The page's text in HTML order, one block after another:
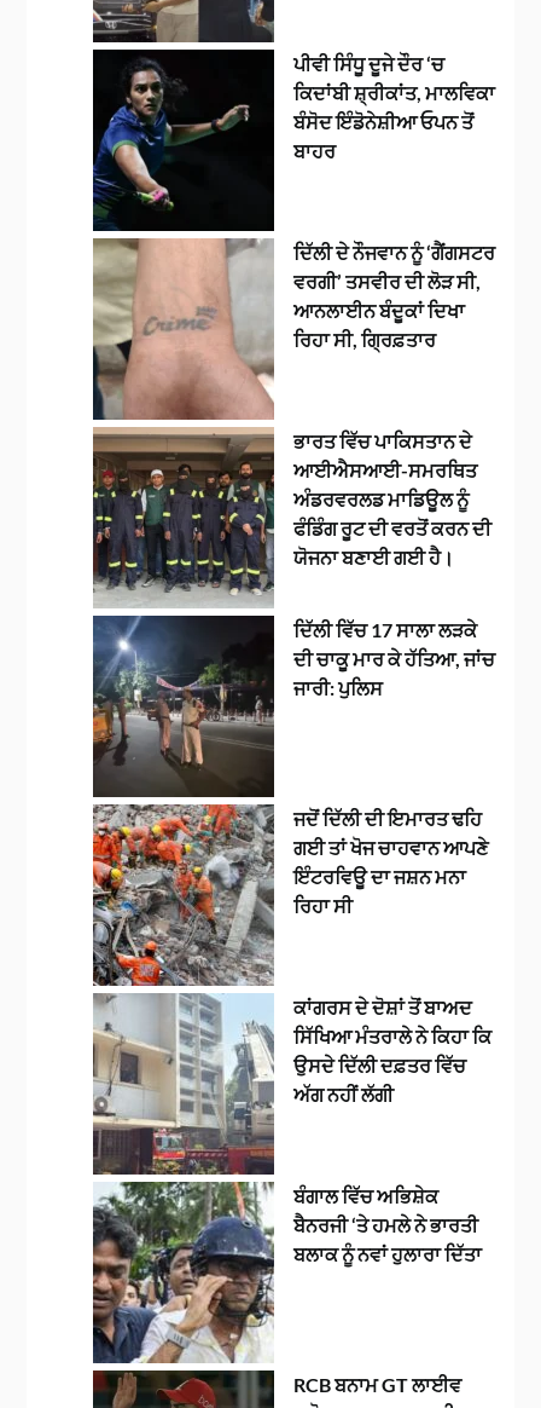
ਪੀਵੀ ਸਿੰਧੂ ਦੂਜੇ ਦੌਰ ‘ਚ
ਕਿਦਾਂਬੀ ਸ਼੍ਰੀਕਾਂਤ, ਮਾਲਵਿਕਾ
ਬੰਸੋਦ ਇੰਡੋਨੇਸ਼ੀਆ ਓਪਨ ਤੋਂ
ਬਾਹਰ
ਦਿੱਲੀ ਦੇ ਨੌਜਵਾਨ ਨੂੰ ‘ਗੈਂਗਸਟਰ
ਵਰਗੀ’ ਤਸਵੀਰ ਦੀ ਲੋੜ ਸੀ,
ਆਨਲਾਈਨ ਬੰਦੂਕਾਂ ਦਿਖਾ
ਰਿਹਾ ਸੀ, ਗ੍ਰਿਫ਼ਤਾਰ
ਭਾਰਤ ਵਿੱਚ ਪਾਕਿਸਤਾਨ ਦੇ
ਆਈਐਸਆਈ-ਸਮਰਥਿਤ
ਅੰਡਰਵਰਲਡ ਮਾਡਿਊਲ ਨੂੰ
ਫੰਡਿੰਗ ਰੂਟ ਦੀ ਵਰਤੋਂ ਕਰਨ ਦੀ
ਯੋਜਨਾ ਬਣਾਈ ਗਈ ਹੈ।
ਦਿੱਲੀ ਵਿੱਚ 17 ਸਾਲਾ ਲੜਕੇ
ਦੀ ਚਾਕੂ ਮਾਰ ਕੇ ਹੱਤਿਆ, ਜਾਂਚ
ਜਾਰੀ: ਪੁਲਿਸ
ਜਦੋਂ ਦਿੱਲੀ ਦੀ ਇਮਾਰਤ ਢਹਿ
ਗਈ ਤਾਂ ਖੋਜ ਚਾਹਵਾਨ ਆਪਣੇ
ਇੰਟਰਵਿਊ ਦਾ ਜਸ਼ਨ ਮਨਾ
ਰਿਹਾ ਸੀ
ਕਾਂਗਰਸ ਦੇ ਦੋਸ਼ਾਂ ਤੋਂ ਬਾਅਦ
ਸਿੱਖਿਆ ਮੰਤਰਾਲੇ ਨੇ ਕਿਹਾ ਕਿ
ਉਸਦੇ ਦਿੱਲੀ ਦਫ਼ਤਰ ਵਿੱਚ
ਅੱਗ ਨਹੀਂ ਲੱਗੀ
ਬੰਗਾਲ ਵਿੱਚ ਅਭਿਸ਼ੇਕ
ਬੈਨਰਜੀ ‘ਤੇ ਹਮਲੇ ਨੇ ਭਾਰਤੀ
ਬਲਾਕ ਨੂੰ ਨਵਾਂ ਹੁਲਾਰਾ ਦਿੱਤਾ
RCB ਬਨਾਮ GT ਲਾਈਵ